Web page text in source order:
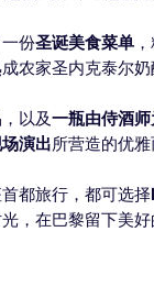
份圣诞美食菜单
农家圣内克泰尔
以及一瓶由侍酒
演出所营造的优
都旅行，都可选择
，在巴黎留下美好